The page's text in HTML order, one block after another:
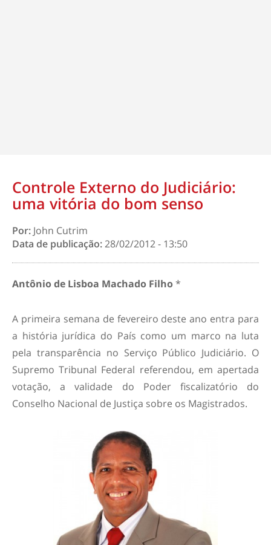
Controle Externo do Judiciário:
uma vitória do bom senso
Por: John Cutrim
Data de publicação:28/02/2012 - 13:50
Antônio de Lisboa Machado Filho*
A primeira semana de fevereiro deste ano entra para
a história jurídica do País como um marco na luta
pela transparência no Serviço Público Judiciário. O
Supremo Tribunal Federal referendou, em apertada
votação, a validade do Poder fiscalizatório do
Conselho Nacional de Justiça sobre os Magistrados.